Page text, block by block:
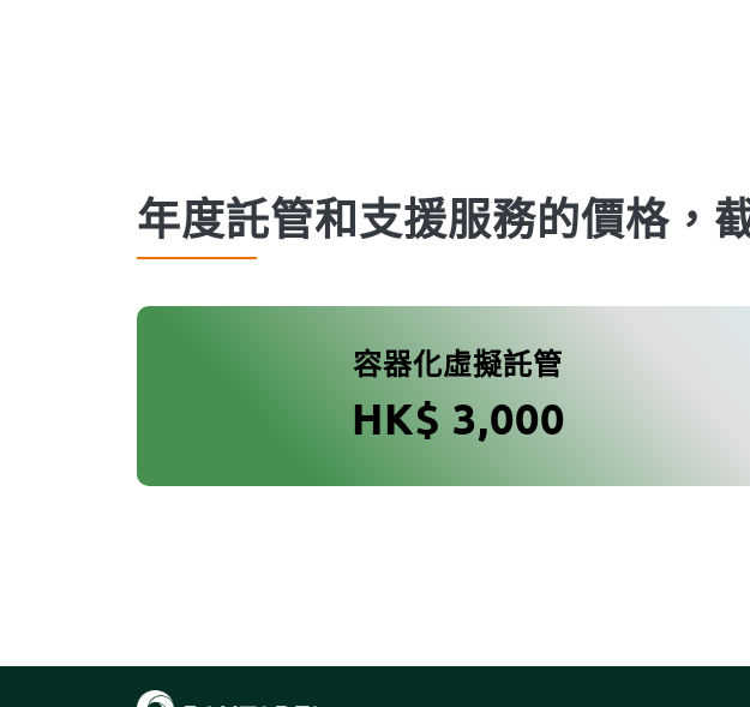
年度託管和支援服務的價格，
容器化虛擬託管
HK$ 3,000